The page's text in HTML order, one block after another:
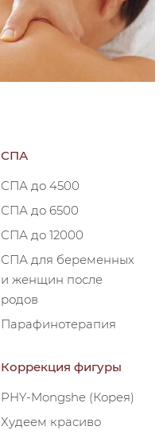
СПА
СПА до 4500
СПА до 6500
СПА до 12000
СПА для беременных
и женщин после
родов
Парафинотерапия
Коррекция фигуры
PHY-Mongshe (Корея)
Худеем красиво